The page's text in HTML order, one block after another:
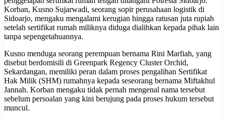
Korban, Kusno Sujarwadi, seorang sopir perusahaan logistik di
Sidoarjo, mengaku mengalami kerugian hingga ratusan juta rupiah
setelah sertifikat rumah miliknya diduga dialihkan kepada pihak lain
tanpa sepengetahuannya.
Kusno menduga seorang perempuan bernama Rini Marfiah, yang
disebut berdomisili di Greenpark Regency Cluster Orchid,
Sekardangan, memiliki peran dalam proses pengalihan Sertifikat
Hak Milik (SHM) rumahnya kepada seseorang bernama Miftakhul
Jannah. Korban mengaku tidak pernah mengenal nama tersebut
sebelum persoalan yang kini berujung pada proses hukum tersebut
muncul.